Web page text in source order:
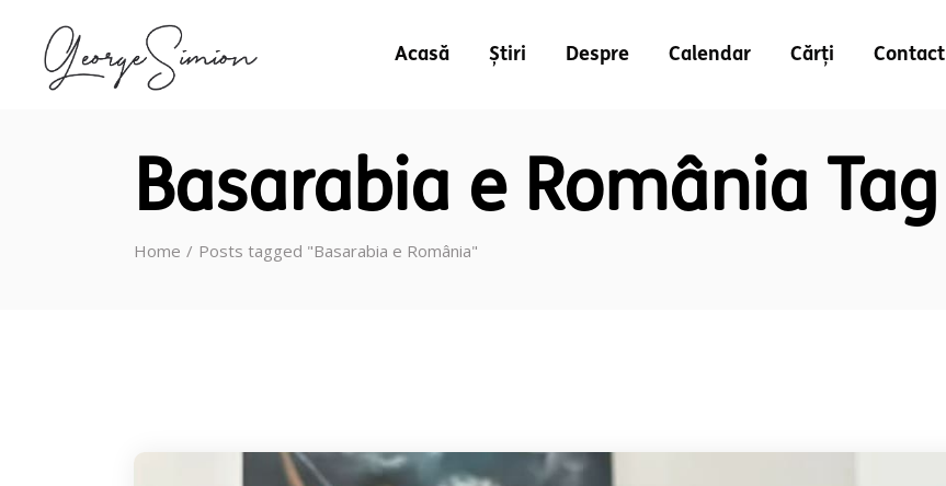
Acasă Știri Despre Calendar Cărți Contact
Basarabia e România Tag
Home Posts tagged "Basarabia e România"